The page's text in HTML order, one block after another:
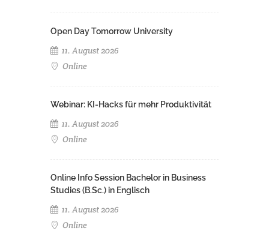
Open Day Tomorrow University
11. August 2026
Online
Webinar: KI-Hacks für mehr Produktivität
11. August 2026
Online
Online Info Session Bachelor in Business
Studies (B.Sc.) in Englisch
11. August 2026
Online